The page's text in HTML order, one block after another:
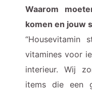
Waarom
komen en jouw
“Housevitamin
vitamines voor
interieur. Wij
items die een